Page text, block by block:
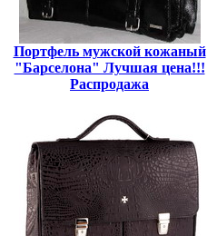
Портфель мужской кожаный
"Барселона" Лучшая цена!!!
Распродажа